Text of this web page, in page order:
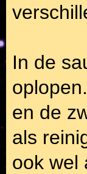
In de
en de
als
ook wel